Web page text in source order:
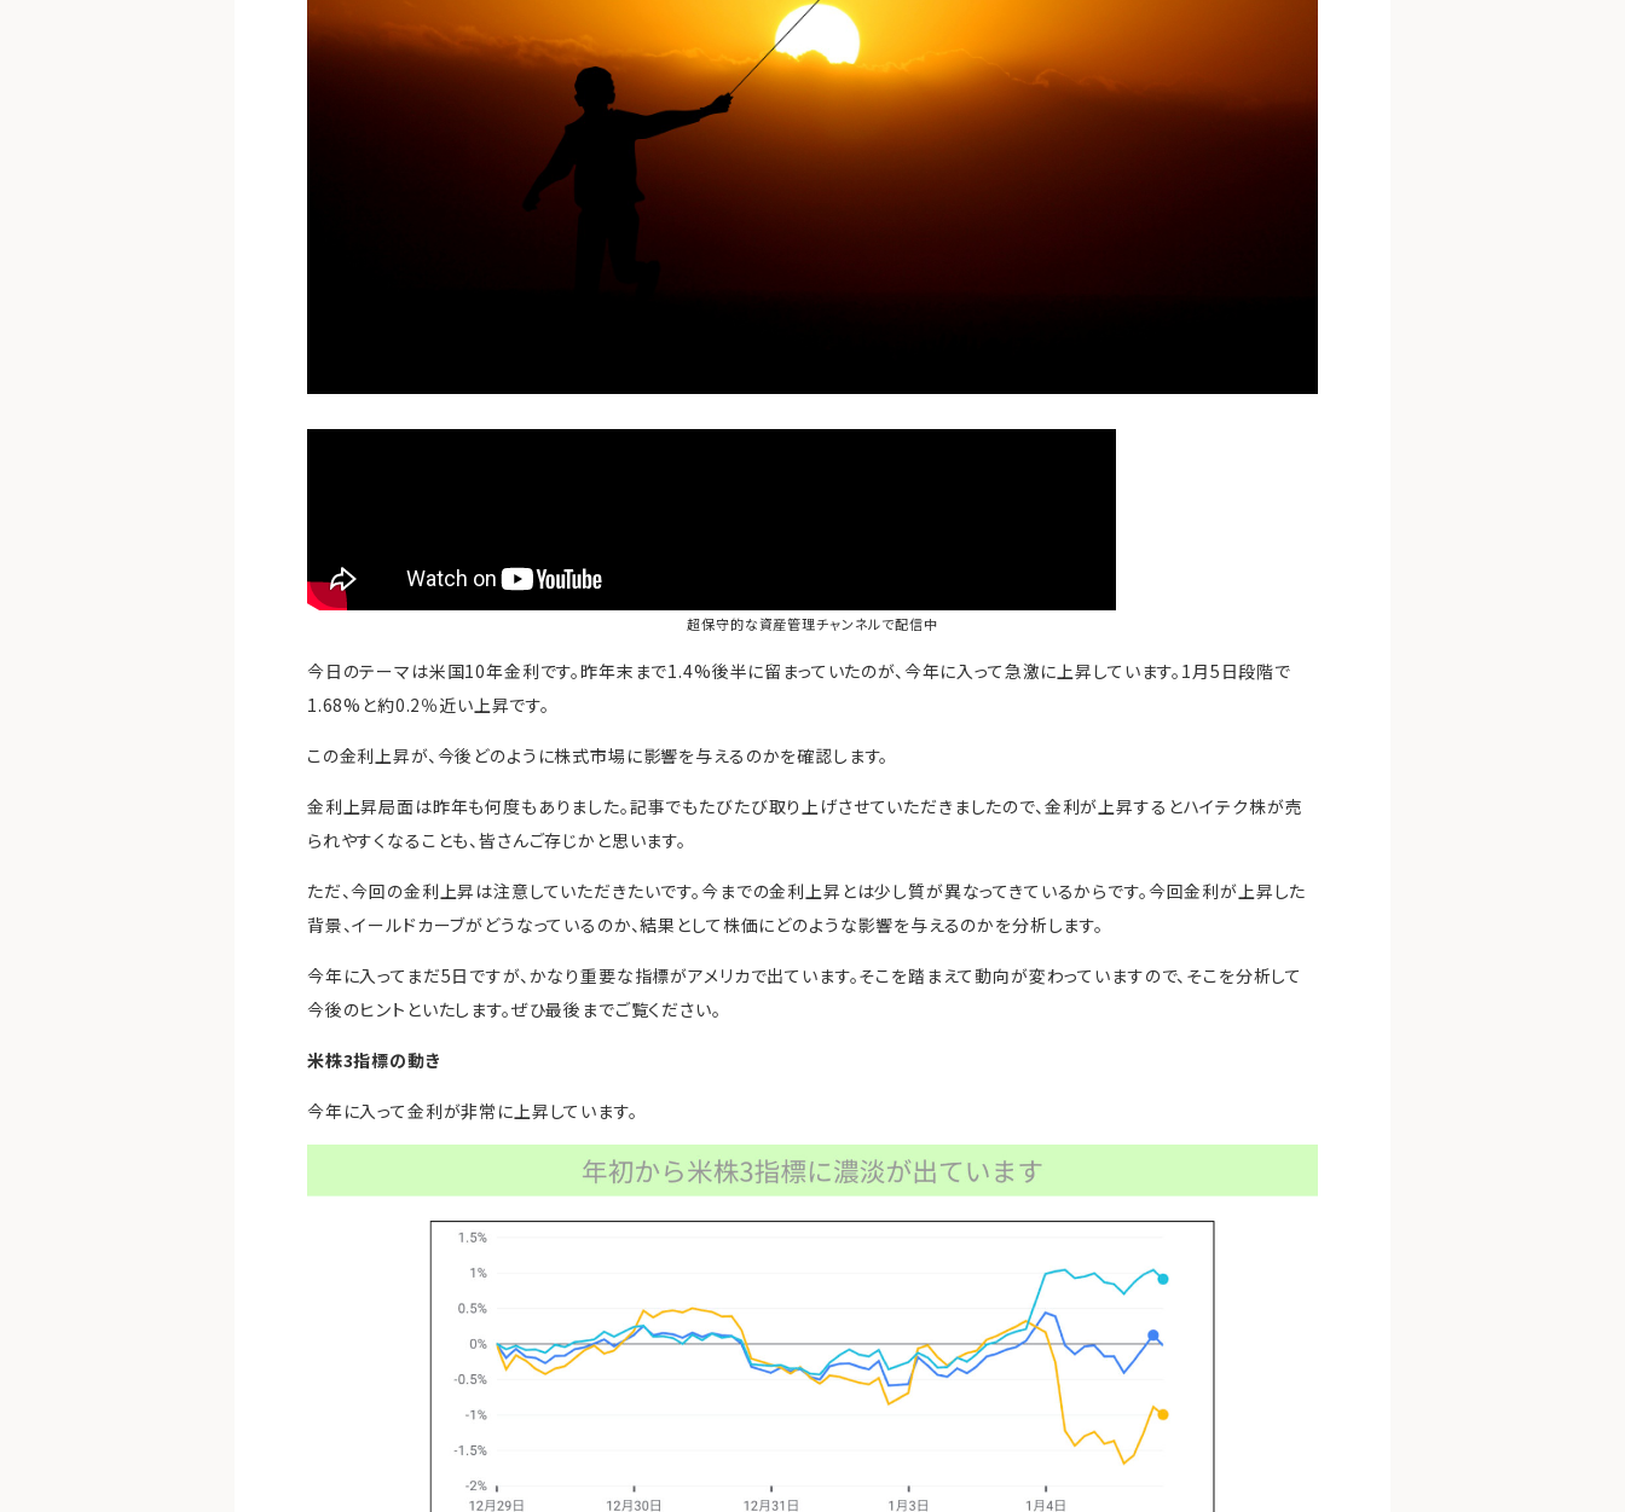
超保守的な資産管理チャンネルで配信中
今日のテーマは米国10年金利です。昨年末まで1.4%後半に留まっていたのが、今年に入って急激に上昇しています。1月5日段階で
1.68%と約0.2％近い上昇です。
この金利上昇が、今後どのように株式市場に影響を与えるのかを確認します。
金利上昇局面は昨年も何度もありました。記事でもたびたび取り上げさせていただきましたので、金利が上昇するとハイテク株が売
られやすくなることも、皆さんご存じかと思います。
ただ、今回の金利上昇は注意していただきたいです。今までの金利上昇とは少し質が異なってきているからです。今回金利が上昇した
背景、イールドカーブがどうなっているのか、結果として株価にどのような影響を与えるのかを分析します。
今年に入ってまだ5日ですが、かなり重要な指標がアメリカで出ています。そこを踏まえて動向が変わっていますので、そこを分析して
今後のヒントといたします。ぜひ最後までご覧ください。
米株3指標の動き
今年に入って金利が非常に上昇しています。